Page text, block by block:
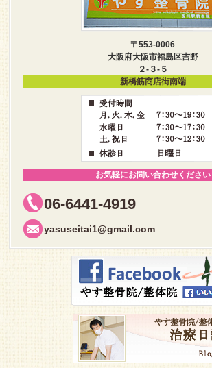
〒553-0006
大阪府大阪市福島区吉野
２-３-５
新橋筋商店街南端
お気軽にお問い合わせください
06-6441-4919
yasuseitai1@gmail.com